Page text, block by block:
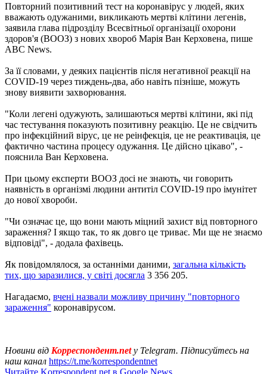
Повторний позитивний тест на коронавірус у людей, яких
вважають одужаними, викликають мертві клітини легенів,
заявила глава підрозділу Всесвітньої організації охорони
здоров'я (ВООЗ) з нових хвороб Марія Ван Керховена, пише
ABC News.
За її словами, у деяких пацієнтів після негативної реакції на
COVID-19 через тиждень-два, або навіть пізніше, можуть
знову виявити захворювання.
"Коли легені одужують, залишаються мертві клітини, які під
час тестування показують позитивну реакцію. Це не свідчить
про інфекційний вірус, це не реінфекція, це не реактивація, це
фактично частина процесу одужання. Це дійсно цікаво", -
пояснила Ван Керховена.
При цьому експерти ВООЗ досі не знають, чи говорить
наявність в організмі людини антитіл COVID-19 про імунітет
до нової хвороби.
"Чи означає це, що вони мають міцний захист від повторного
зараження? І якщо так, то як довго це триває. Ми ще не знаємо
відповіді", - додала фахівець.
Як повідомлялося, за останніми даними, загальна кількість
тих, що заразилися, у світі досягла 3 356 205.
Нагадаємо, вчені назвали можливу причину "повторного
зараження" коронавірусом.
Новини від Корреспондент.net у Telegram. Підписуйтесь на
наш канал https://t.me/korrespondentnet
Читайте Korrespondent.net в Google News